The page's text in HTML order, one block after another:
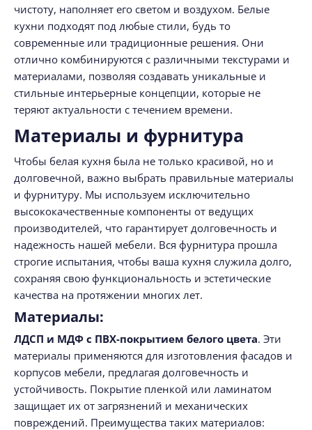
чистоту, наполняет его светом и воздухом. Белые
кухни подходят под любые стили, будь то
современные или традиционные решения. Они
отлично комбинируются с различными текстурами и
материалами, позволяя создавать уникальные и
стильные интерьерные концепции, которые не
теряют актуальности с течением времени.
Материалы и фурнитура
Чтобы белая кухня была не только красивой, но и
долговечной, важно выбрать правильные материалы
и фурнитуру. Мы используем исключительно
высококачественные компоненты от ведущих
производителей, что гарантирует долговечность и
надежность нашей мебели. Вся фурнитура прошла
строгие испытания, чтобы ваша кухня служила долго,
сохраняя свою функциональность и эстетические
качества на протяжении многих лет.
Материалы:
ЛДСП и МДФ с ПВХ-покрытием белого цвета. Эти
материалы применяются для изготовления фасадов и
корпусов мебели, предлагая долговечность и
устойчивость. Покрытие пленкой или ламинатом
защищает их от загрязнений и механических
повреждений. Преимущества таких материалов: